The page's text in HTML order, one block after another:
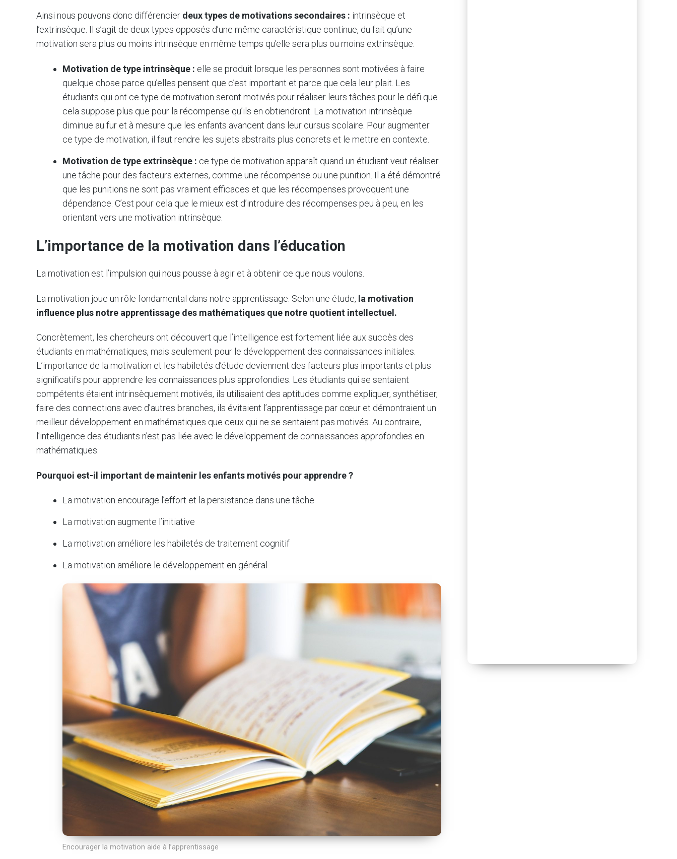
Ainsi nous pouvons donc différencier deux types de motivations secondaires : intrinsèque et
l’extrinsèque. Il s’agit de deux types opposés d’une même caractéristique continue, du fait qu’une
motivation sera plus ou moins intrinsèque en même temps qu’elle sera plus ou moins extrinsèque.
Motivation de type intrinsèque : elle se produit lorsque les personnes sont motivées à faire
quelque chose parce qu’elles pensent que c’est important et parce que cela leur plait. Les
étudiants qui ont ce type de motivation seront motivés pour réaliser leurs tâches pour le défi que
cela suppose plus que pour la récompense qu’ils en obtiendront. La motivation intrinsèque
diminue au fur et à mesure que les enfants avancent dans leur cursus scolaire. Pour augmenter
ce type de motivation, il faut rendre les sujets abstraits plus concrets et le mettre en contexte.
Motivation de type extrinsèque : ce type de motivation apparaît quand un étudiant veut réaliser
une tâche pour des facteurs externes, comme une récompense ou une punition. Il a été démontré
que les punitions ne sont pas vraiment efficaces et que les récompenses provoquent une
dépendance. C’est pour cela que le mieux est d’introduire des récompenses peu à peu, en les
orientant vers une motivation intrinsèque.
L’importance de la motivation dans l’éducation
La motivation est l’impulsion qui nous pousse à agir et à obtenir ce que nous voulons.
La motivation joue un rôle fondamental dans notre apprentissage. Selon une étude, la motivation
influence plus notre apprentissage des mathématiques que notre quotient intellectuel.
Concrètement, les chercheurs ont découvert que l’intelligence est fortement liée aux succès des
étudiants en mathématiques, mais seulement pour le développement des connaissances initiales.
L’importance de la motivation et les habiletés d’étude deviennent des facteurs plus importants et plus
significatifs pour apprendre les connaissances plus approfondies. Les étudiants qui se sentaient
compétents étaient intrinsèquement motivés, ils utilisaient des aptitudes comme expliquer, synthétiser,
faire des connections avec d’autres branches, ils évitaient l’apprentissage par cœur et démontraient un
meilleur développement en mathématiques que ceux qui ne se sentaient pas motivés. Au contraire,
l’intelligence des étudiants n’est pas liée avec le développement de connaissances approfondies en
mathématiques.
Pourquoi est-il important de maintenir les enfants motivés pour apprendre ?
La motivation encourage l’effort et la persistance dans une tâche
La motivation augmente l’initiative
La motivation améliore les habiletés de traitement cognitif
La motivation améliore le développement en général
Encourager la motivation aide à l’apprentissage